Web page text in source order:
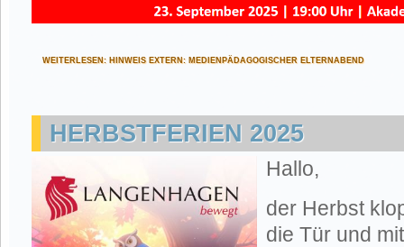
WEITERLESEN: HINWEIS EXTERN: MEDIENPÄDAGOGISCHER ELTERNABEND
HERBSTFERIEN 2025
Hallo,
der Herbst
die Tür und